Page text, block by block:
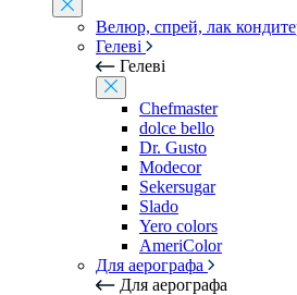
Велюр, спрей, лак
Гелеві
Гелеві
Chefmaster
dolce bello
Dr. Gusto
Modecor
Sekersugar
Slado
Yero colors
AmeriColor
Для аерографа
Для аерографа